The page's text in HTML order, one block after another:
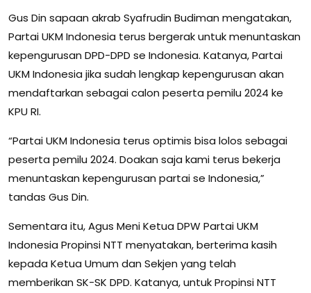
Gus Din sapaan akrab Syafrudin Budiman mengatakan,
Partai UKM Indonesia terus bergerak untuk menuntaskan
kepengurusan DPD-DPD se Indonesia. Katanya, Partai
UKM Indonesia jika sudah lengkap kepengurusan akan
mendaftarkan sebagai calon peserta pemilu 2024 ke
KPU RI.
“Partai UKM Indonesia terus optimis bisa lolos sebagai
peserta pemilu 2024. Doakan saja kami terus bekerja
menuntaskan kepengurusan partai se Indonesia,”
tandas Gus Din.
Sementara itu, Agus Meni Ketua DPW Partai UKM
Indonesia Propinsi NTT menyatakan, berterima kasih
kepada Ketua Umum dan Sekjen yang telah
memberikan SK-SK DPD. Katanya, untuk Propinsi NTT